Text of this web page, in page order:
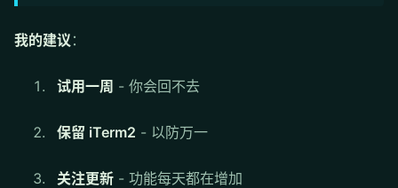
我的建议 ：
试用一周 - 你会回不去
保留 iTerm2 - 以防万一
关注更新 - 功能每天都在增加